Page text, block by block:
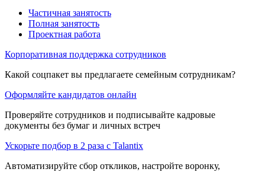
Частичная занятость
Полная занятость
Проектная работа
Корпоративная поддержка сотрудников
Какой соцпакет вы предлагаете семейным сотрудникам?
Оформляйте кандидатов онлайн
Проверяйте сотрудников и подписывайте кадровые
документы без бумаг и личных встреч
Ускорьте подбор в 2 раза с Talantix
Автоматизируйте сбор откликов, настройте воронку,